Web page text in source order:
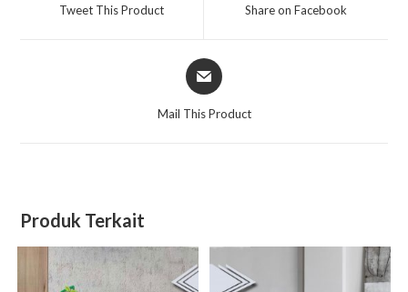
Tweet This Product Share on Facebook
Opens
in
Mail This Product
Produk Terkait